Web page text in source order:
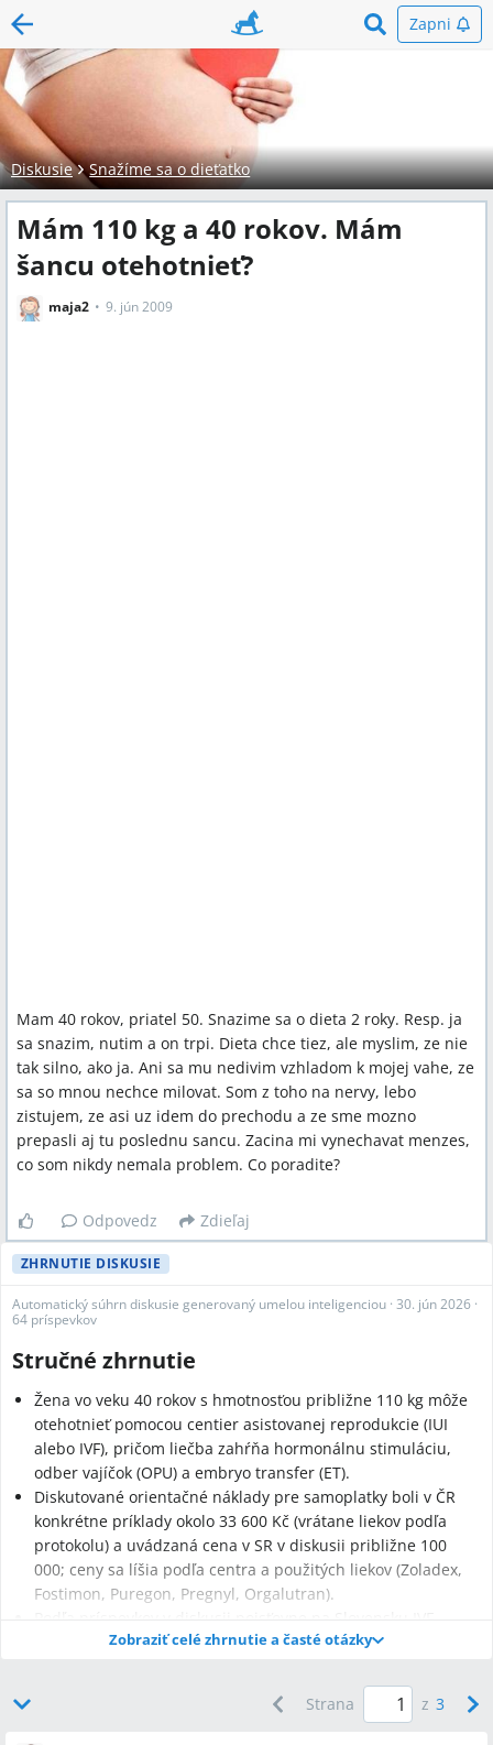
Zapni
Diskusie Snažíme sa o dieťatko
Mám 110 kg a 40 rokov. Mám
šancu otehotnieť?
maja2 9. jún 2009
Mam 40 rokov, priatel 50. Snazime sa o dieta 2 roky. Resp. ja
sa snazim, nutim a on trpi. Dieta chce tiez, ale myslim, ze nie
tak silno, ako ja. Ani sa mu nedivim vzhladom k mojej vahe, ze
sa so mnou nechce milovat. Som z toho na nervy, lebo
zistujem, ze asi uz idem do prechodu a ze sme mozno
prepasli aj tu poslednu sancu. Zacina mi vynechavat menzes,
co som nikdy nemala problem. Co poradite?
Odpovedz Zdieľaj
ZHRNUTIE DISKUSIE
Automatický súhrn diskusie generovaný umelou inteligenciou · 30. jún 2026 ·
64 príspevkov
Stručné zhrnutie
Žena vo veku 40 rokov s hmotnosťou približne 110 kg môže
otehotnieť pomocou centier asistovanej reprodukcie (IUI
alebo IVF), pričom liečba zahŕňa hormonálnu stimuláciu,
odber vajíčok (OPU) a embryo transfer (ET).
Diskutované orientačné náklady pre samoplatky boli v ČR
konkrétne príklady okolo 33 600 Kč (vrátane liekov podľa
protokolu) a uvádzaná cena v SR v diskusii približne 100
000; ceny sa líšia podľa centra a použitých liekov (Zoladex,
Fostimon, Puregon, Pregnyl, Orgalutran).
preplácajú do veku 38 rokov + 365 dní; partnerovo
súhlas je často rozhodujúci pre začatie liečby.
Zobraziť celé zhrnutie a časté otázky
Strana z 3